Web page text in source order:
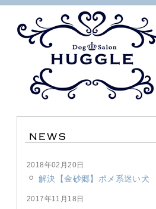
2018年02月20日
解決【金砂郷】ポメ系迷い犬
2017年11月18日